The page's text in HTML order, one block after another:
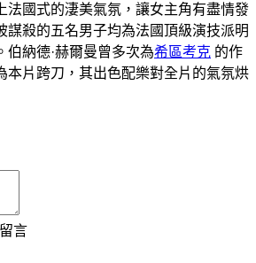
法國式的淒美氣氛，讓女主角有盡情發
謀殺的五名男子均為法國頂級演技派明
伯納德·赫爾曼曾多次為希區考克 的作
本片跨刀，其出色配樂對全片的氣氛烘
言